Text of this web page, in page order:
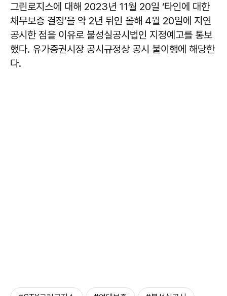
그린로지스에 대해 2023년 11월 20일 ‘타인에 대한
채무보증 결정’을 약 2년 뒤인 올해 4월 20일에 지연
공시한 점을 이유로 불성실공시법인 지정예고를 통보
했다. 유가증권시장 공시규정상 공시 불이행에 해당한
다.